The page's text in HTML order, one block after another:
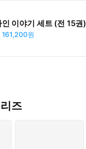
인 이야기 세트 (전 15권)
161,200원
즈